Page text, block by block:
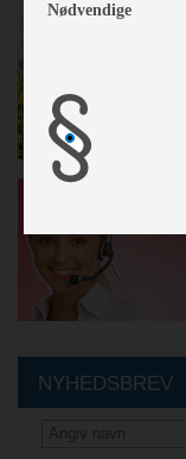
NYHEDSBREV
Nødvendige